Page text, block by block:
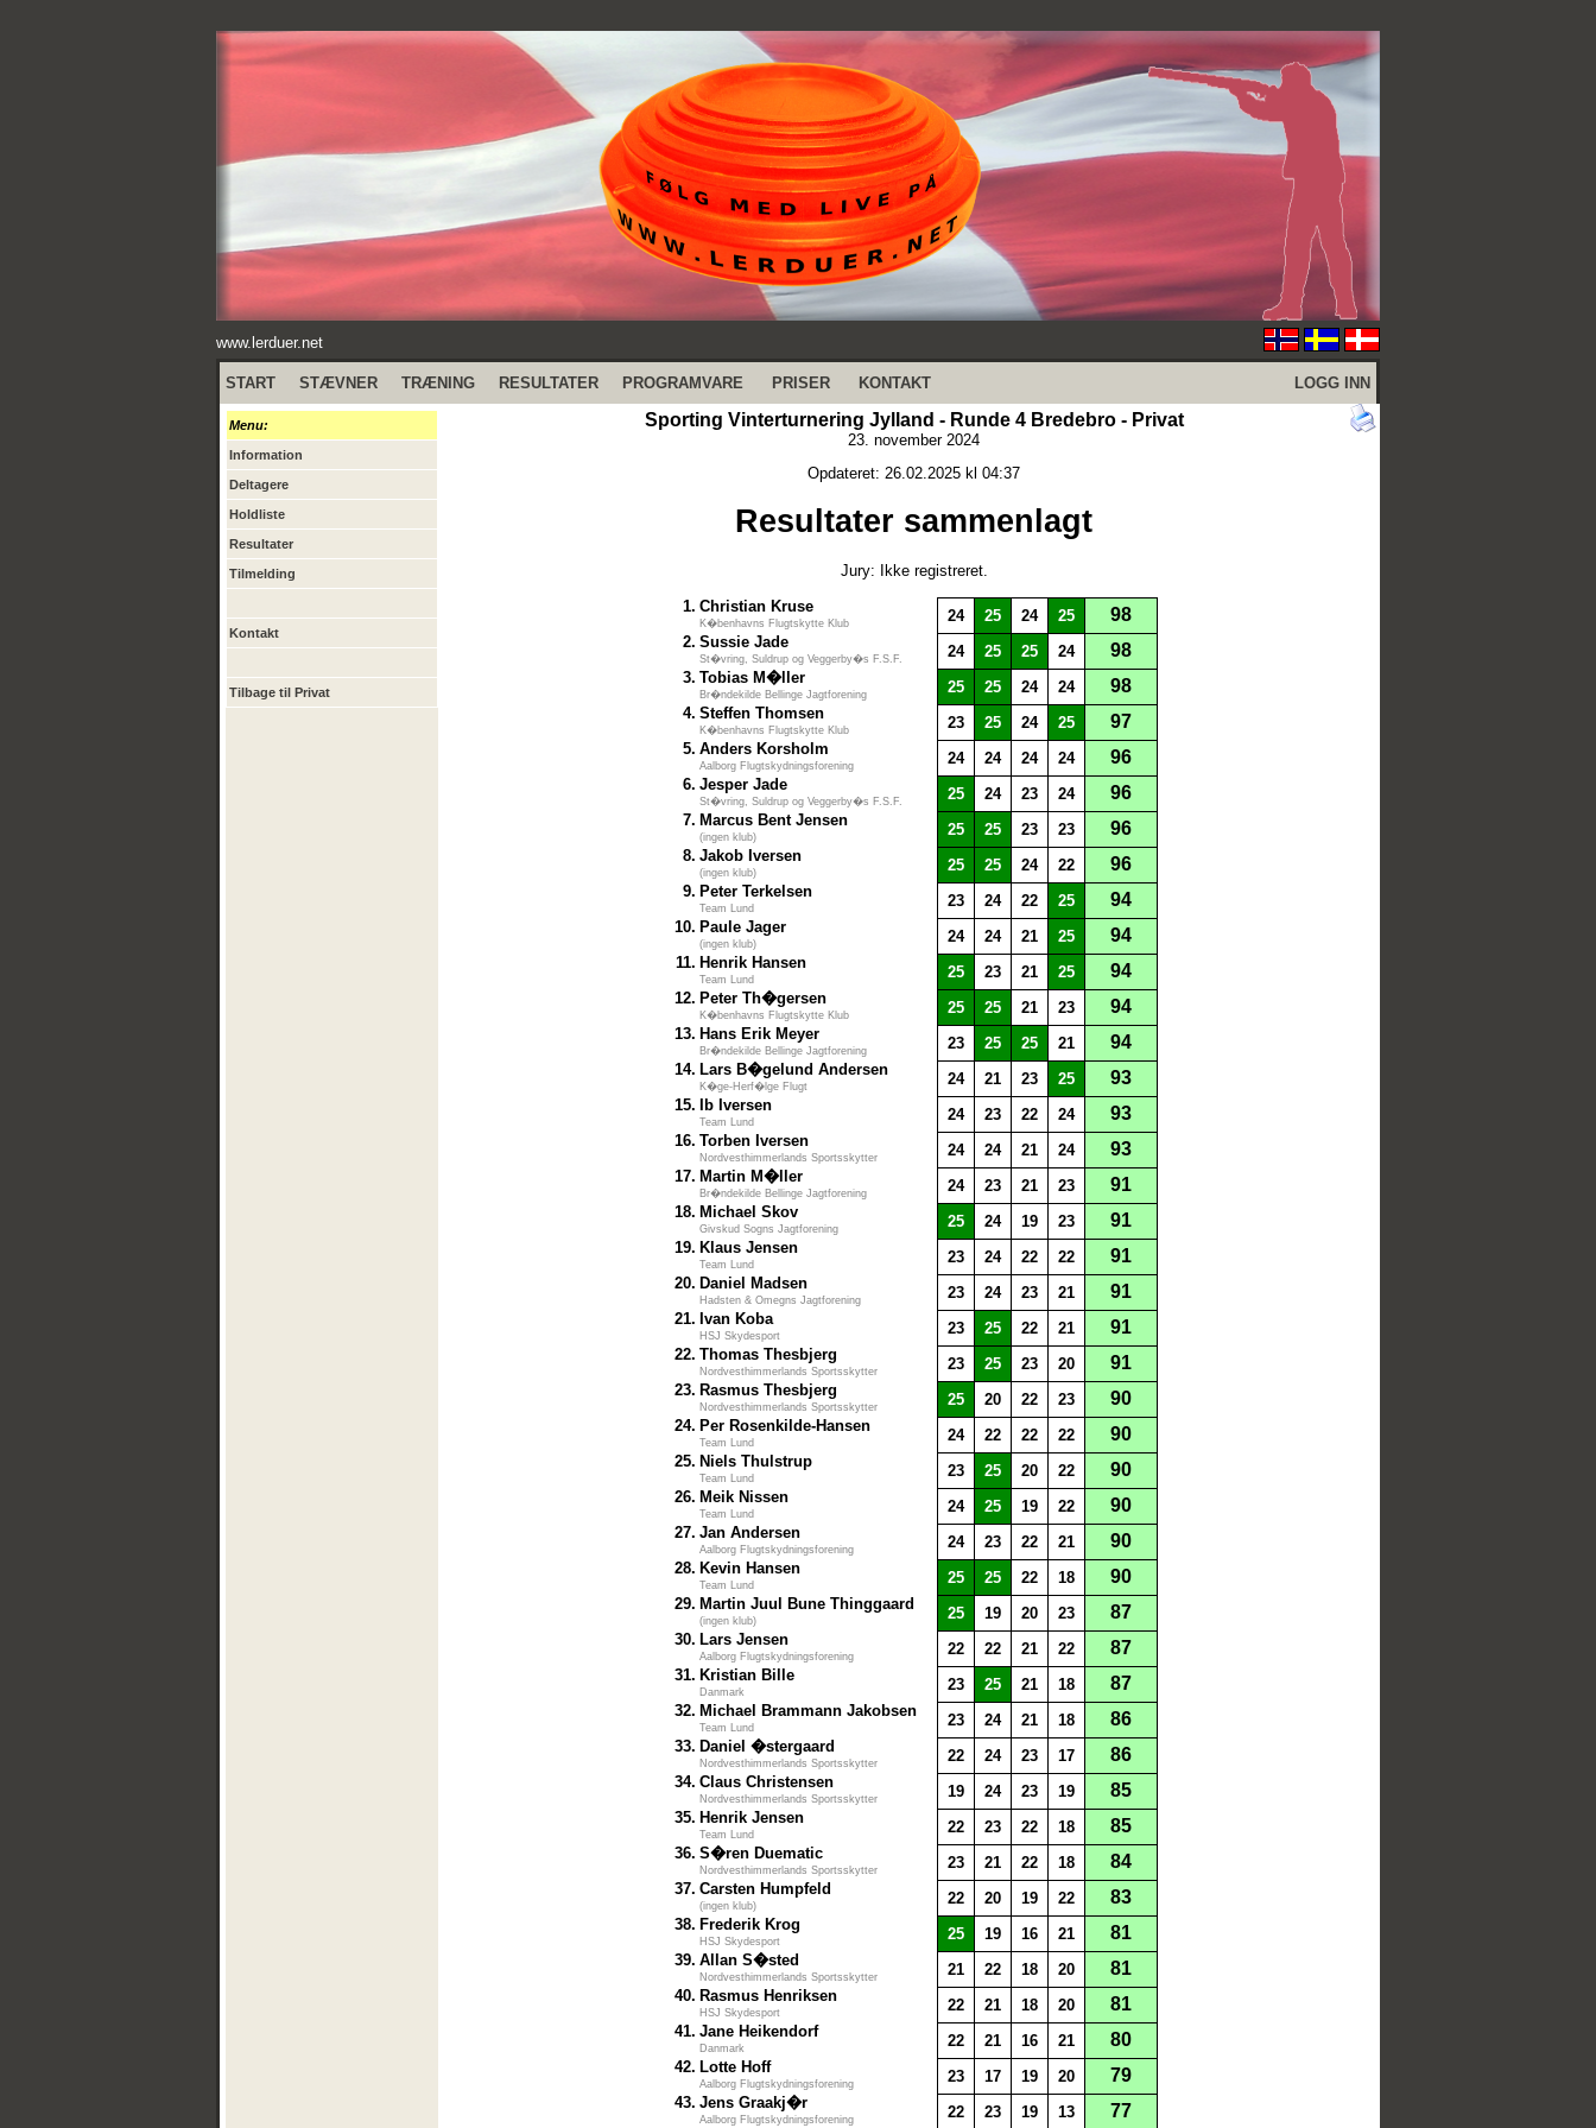
www.lerduer.net
START STÆVNER TRÆNING RESULTATER PROGRAMVARE PRISER KONTAKT LOGG INN
Menu:
Information
Deltagere
Holdliste
Resultater
Tilmelding
Kontakt
Tilbage til Privat
Sporting Vinterturnering Jylland - Runde 4 Bredebro - Privat
23. november 2024
Opdateret: 26.02.2025 kl 04:37
Resultater sammenlagt
Jury: Ikke registreret.
1. Christian Kruse
K�benhavns Flugtskytte Klub 24 25 24 25 98
2. Sussie Jade
St�vring, Suldrup og Veggerby�s F.S.F. 24 25 25 24 98
3. Tobias M�ller
Br�ndekilde Bellinge Jagtforening 25 25 24 24 98
4. Steffen Thomsen
K�benhavns Flugtskytte Klub 23 25 24 25 97
5. Anders Korsholm
Aalborg Flugtskydningsforening 24 24 24 24 96
6. Jesper Jade
St�vring, Suldrup og Veggerby�s F.S.F. 25 24 23 24 96
7. Marcus Bent Jensen
(ingen klub) 25 25 23 23 96
8. Jakob Iversen
(ingen klub) 25 25 24 22 96
9. Peter Terkelsen
Team Lund 23 24 22 25 94
10. Paule Jager
(ingen klub) 24 24 21 25 94
11. Henrik Hansen
Team Lund 25 23 21 25 94
12. Peter Th�gersen
K�benhavns Flugtskytte Klub 25 25 21 23 94
13. Hans Erik Meyer
Br�ndekilde Bellinge Jagtforening 23 25 25 21 94
14. Lars B�gelund Andersen
K�ge-Herf�lge Flugt 24 21 23 25 93
15. Ib Iversen
Team Lund 24 23 22 24 93
16. Torben Iversen
Nordvesthimmerlands Sportsskytter 24 24 21 24 93
17. Martin M�ller
Br�ndekilde Bellinge Jagtforening 24 23 21 23 91
18. Michael Skov
Givskud Sogns Jagtforening 25 24 19 23 91
19. Klaus Jensen
Team Lund 23 24 22 22 91
20. Daniel Madsen
Hadsten & Omegns Jagtforening 23 24 23 21 91
21. Ivan Koba
HSJ Skydesport 23 25 22 21 91
22. Thomas Thesbjerg
Nordvesthimmerlands Sportsskytter 23 25 23 20 91
23. Rasmus Thesbjerg
Nordvesthimmerlands Sportsskytter 25 20 22 23 90
24. Per Rosenkilde-Hansen
Team Lund 24 22 22 22 90
25. Niels Thulstrup
Team Lund 23 25 20 22 90
26. Meik Nissen
Team Lund 24 25 19 22 90
27. Jan Andersen
Aalborg Flugtskydningsforening 24 23 22 21 90
28. Kevin Hansen
Team Lund 25 25 22 18 90
29. Martin Juul Bune Thinggaard
(ingen klub) 25 19 20 23 87
30. Lars Jensen
Aalborg Flugtskydningsforening 22 22 21 22 87
31. Kristian Bille
Danmark 23 25 21 18 87
32. Michael Brammann Jakobsen
Team Lund 23 24 21 18 86
33. Daniel �stergaard
Nordvesthimmerlands Sportsskytter 22 24 23 17 86
34. Claus Christensen
Nordvesthimmerlands Sportsskytter 19 24 23 19 85
35. Henrik Jensen
Team Lund 22 23 22 18 85
36. S�ren Duematic
Nordvesthimmerlands Sportsskytter 23 21 22 18 84
37. Carsten Humpfeld
(ingen klub) 22 20 19 22 83
38. Frederik Krog
HSJ Skydesport 25 19 16 21 81
39. Allan S�sted
Nordvesthimmerlands Sportsskytter 21 22 18 20 81
40. Rasmus Henriksen
HSJ Skydesport 22 21 18 20 81
41. Jane Heikendorf
Danmark 22 21 16 21 80
42. Lotte Hoff
Aalborg Flugtskydningsforening 23 17 19 20 79
43. Jens Graakj�r
Aalborg Flugtskydningsforening 22 23 19 13 77